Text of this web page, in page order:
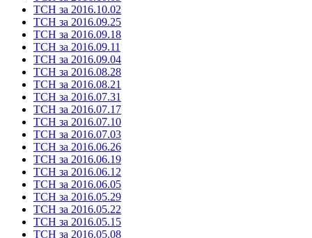
ТСН за 2016.10.02
ТСН за 2016.09.25
ТСН за 2016.09.18
ТСН за 2016.09.11
ТСН за 2016.09.04
ТСН за 2016.08.28
ТСН за 2016.08.21
ТСН за 2016.07.31
ТСН за 2016.07.17
ТСН за 2016.07.10
ТСН за 2016.07.03
ТСН за 2016.06.26
ТСН за 2016.06.19
ТСН за 2016.06.12
ТСН за 2016.06.05
ТСН за 2016.05.29
ТСН за 2016.05.22
ТСН за 2016.05.15
ТСН за 2016.05.08